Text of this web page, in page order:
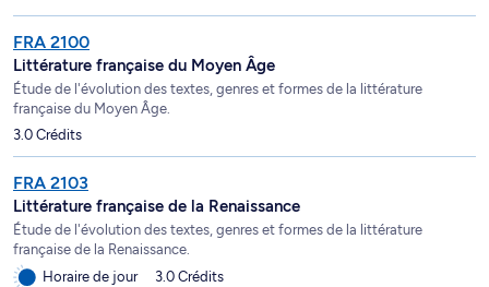
FRA 2100
Littérature française du Moyen Âge
Étude de l'évolution des textes, genres et formes de la littérature
française du Moyen Âge.
3.0 Crédits
FRA 2103
Littérature française de la Renaissance
Étude de l'évolution des textes, genres et formes de la littérature
française de la Renaissance.
Horaire de jour
3.0 Crédits